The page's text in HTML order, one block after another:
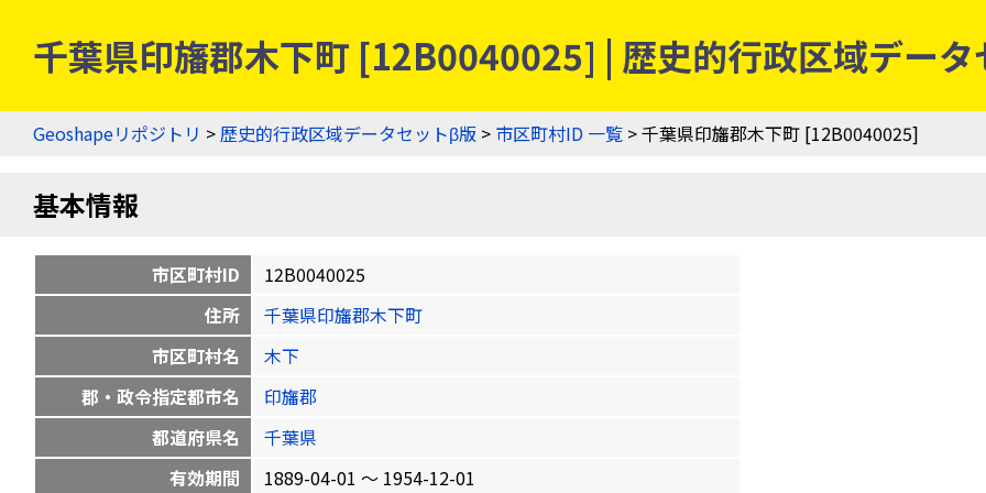
千葉県印旛郡木下町 [12B0040025] | 歴史的行政区域デー
Geoshapeリポジトリ >歴史的行政区域データセットβ版 > 市区町村ID 一覧 > 千葉県印旛郡木下町 [12B0040025]
基本情報
市区町村ID
12B0040025
住所
千葉県印旛郡木下町
市区町村名
木下
郡・政令指定都市名
印旛郡
都道府県名
千葉県
有効期間
1889-04-01 〜 1954-12-01